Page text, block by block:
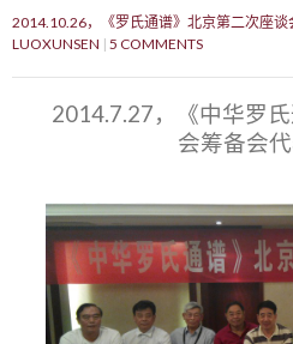
2014.10.26，《罗氏通谱》北京第二次座谈
LUOXUNSEN 5 COMMENTS
2014.7.27，《中华罗
会筹备会